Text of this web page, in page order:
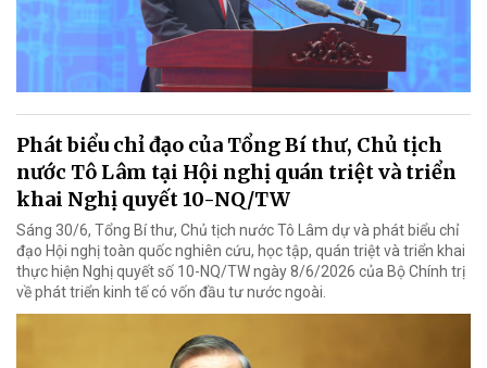
Phát biểu chỉ đạo của Tổng Bí thư, Chủ tịch
nước Tô Lâm tại Hội nghị quán triệt và triển
khai Nghị quyết 10-NQ/TW
Sáng 30/6, Tổng Bí thư, Chủ tịch nước Tô Lâm dự và phát biểu chỉ
đạo Hội nghị toàn quốc nghiên cứu, học tập, quán triệt và triển khai
thực hiện Nghị quyết số 10-NQ/TW ngày 8/6/2026 của Bộ Chính trị
về phát triển kinh tế có vốn đầu tư nước ngoài.